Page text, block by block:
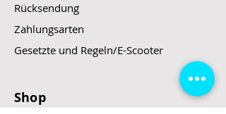
Rücksendung
Zahlungsarten
Gesetzte und Regeln/E-Scooter
Shop